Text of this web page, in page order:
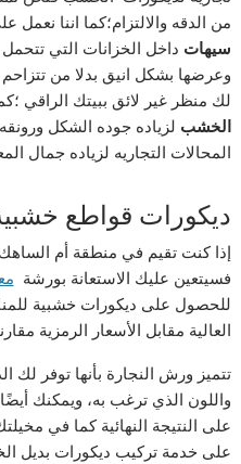
من الدقه والالتزام؛كما اننا
سيهات داخل الخزانات التي تتحمل
وعرضها بشكل انيق بدلا من
لك منظر غير لائق ببيتك الراقي
الخشب لزياده جوده الشكل
المحالات التجاريه لزياده جمال
ديكورات قواطع
إذا كنت تقيم في منطقة أم الساهك
فسيتعين عليك الاستعانة بورشة
للحصول على ديكورات خشبية
العالية مقابل الأسعار الرمزية
تتميز ورش النجارة بأنها توفر لك
واللون الذي ترغب به، ويمكنك
على النتيجة النهائية كما في
على خدمة تركيب ديكورات بديل